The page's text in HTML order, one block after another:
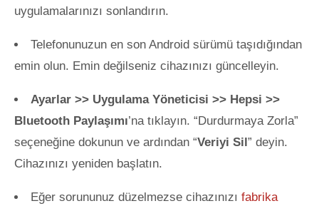
uygulamalarınızı sonlandırın.
Telefonunuzun en son Android sürümü taşıdığından
emin olun. Emin değilseniz cihazınızı güncelleyin.
Ayarlar >> Uygulama Yöneticisi >> Hepsi >>
Bluetooth Paylaşımı’na tıklayın. “Durdurmaya Zorla”
seçeneğine dokunun ve ardından “Veriyi Sil ” deyin.
Cihazınızı yeniden başlatın.
Eğer sorununuz düzelmezse cihazınızı fabrika